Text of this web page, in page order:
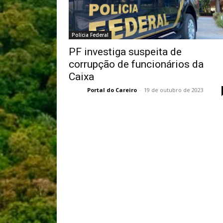
Polícia Federal
PF investiga suspeita de
corrupção de funcionários da
Caixa
Portal do Careiro - 19 de outubro de 2023